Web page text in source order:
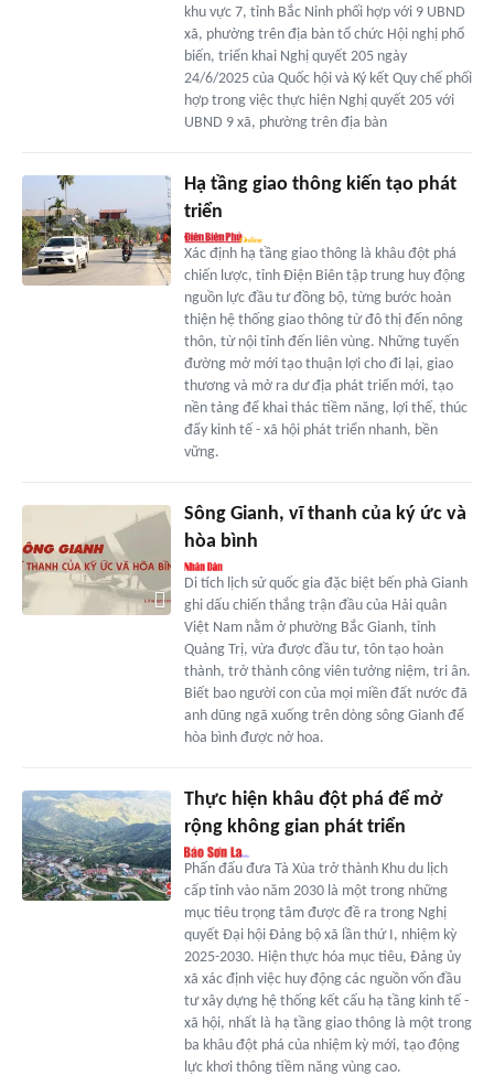
khu vực 7, tỉnh Bắc Ninh phối hợp với 9 UBND
xã, phường trên địa bàn tổ chức Hội nghị phổ
biến, triển khai Nghị quyết 205 ngày
24/6/2025 của Quốc hội và Ký kết Quy chế phối
hợp trong việc thực hiện Nghị quyết 205 với
UBND 9 xã, phường trên địa bàn
Hạ tầng giao thông kiến tạo phát
triển
Xác định hạ tầng giao thông là khâu đột phá
chiến lược, tỉnh Điện Biên tập trung huy động
nguồn lực đầu tư đồng bộ, từng bước hoàn
thiện hệ thống giao thông từ đô thị đến nông
thôn, từ nội tỉnh đến liên vùng. Những tuyến
đường mở mới tạo thuận lợi cho đi lại, giao
thương và mở ra dư địa phát triển mới, tạo
nền tảng để khai thác tiềm năng, lợi thế, thúc
đẩy kinh tế - xã hội phát triển nhanh, bền
vững.
Sông Gianh, vĩ thanh của ký ức và
hòa bình
Di tích lịch sử quốc gia đặc biệt bến phà Gianh
ghi dấu chiến thắng trận đầu của Hải quân
Việt Nam nằm ở phường Bắc Gianh, tỉnh
Quảng Trị, vừa được đầu tư, tôn tạo hoàn
thành, trở thành công viên tưởng niệm, tri ân.
Biết bao người con của mọi miền đất nước đã
anh dũng ngã xuống trên dòng sông Gianh để
hòa bình được nở hoa.
Thực hiện khâu đột phá để mở
rộng không gian phát triển
Phấn đấu đưa Tà Xùa trở thành Khu du lịch
cấp tỉnh vào năm 2030 là một trong những
mục tiêu trọng tâm được đề ra trong Nghị
quyết Đại hội Đảng bộ xã lần thứ I, nhiệm kỳ
2025-2030. Hiện thực hóa mục tiêu, Đảng ủy
xã xác định việc huy động các nguồn vốn đầu
tư xây dựng hệ thống kết cấu hạ tầng kinh tế -
xã hội, nhất là hạ tầng giao thông là một trong
ba khâu đột phá của nhiệm kỳ mới, tạo động
lực khơi thông tiềm năng vùng cao.